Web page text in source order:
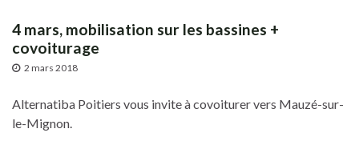
4 mars, mobilisation sur les bassines +
covoiturage
2 mars 2018
Alternatiba Poitiers vous invite à covoiturer vers Mauzé-sur-
le-Mignon.